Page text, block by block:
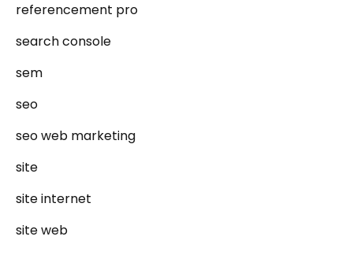
referencement pro
search console
sem
seo
seo web marketing
site
site internet
site web